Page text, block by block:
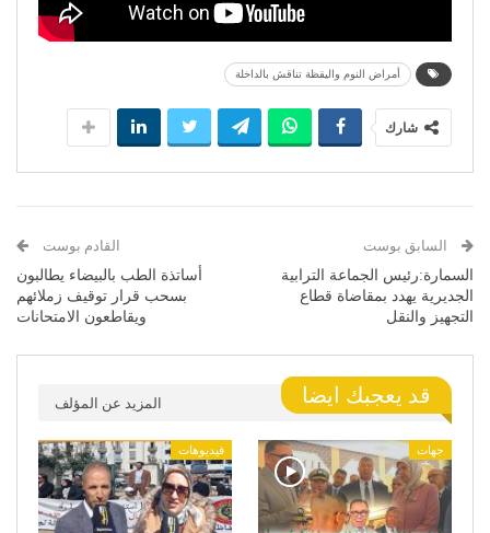
أمراض النوم واليقظة تناقش بالداخلة
شارك
السابق بوست
السمارة:رئيس الجماعة الترابية
الجديرية يهدد بمقاضاة قطاع
التجهيز والنقل
القادم بوست
أساتذة الطب بالبيضاء يطالبون
بسحب قرار توقيف زملائهم
ويقاطعون الامتحانات
قد يعجبك ايضا المزيد عن المؤلف
جهات فيديوهات